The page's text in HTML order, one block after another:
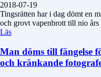
2018-07-19
Tingsrätten har i dag dömt en
och grovt vapenbrott till nio års
Läs
Man döms till fängelse
och kränkande